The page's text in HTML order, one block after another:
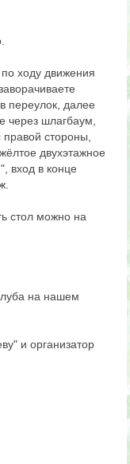
ходу движения
переулок, далее
через шлагбаум,
стороны,
двухэтажное
вход в конце
стол можно на
на нашем
и организатор